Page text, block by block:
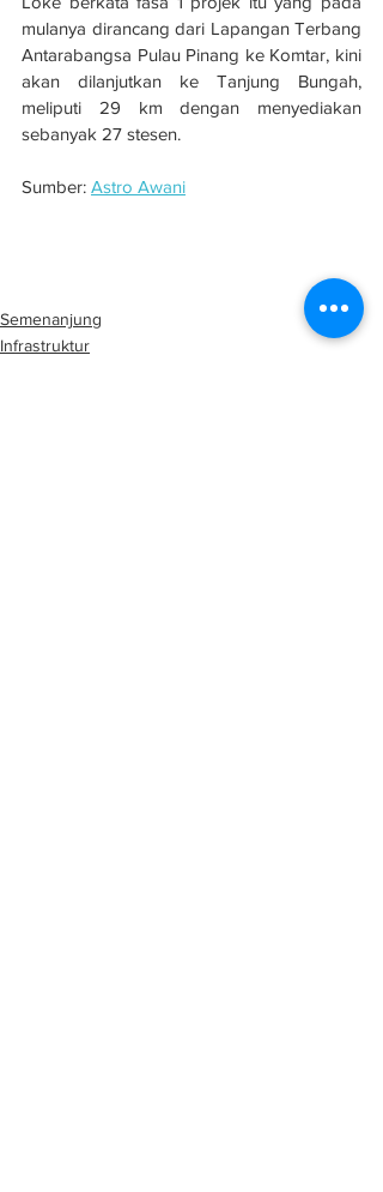
mulanya dirancang dari Lapangan Terbang
Antarabangsa Pulau Pinang ke Komtar, kini
akan dilanjutkan ke Tanjung Bungah,
meliputi 29 km dengan menyediakan
sebanyak 27 stesen.
Sumber: Astro Awani
Semenanjung
Infrastruktur